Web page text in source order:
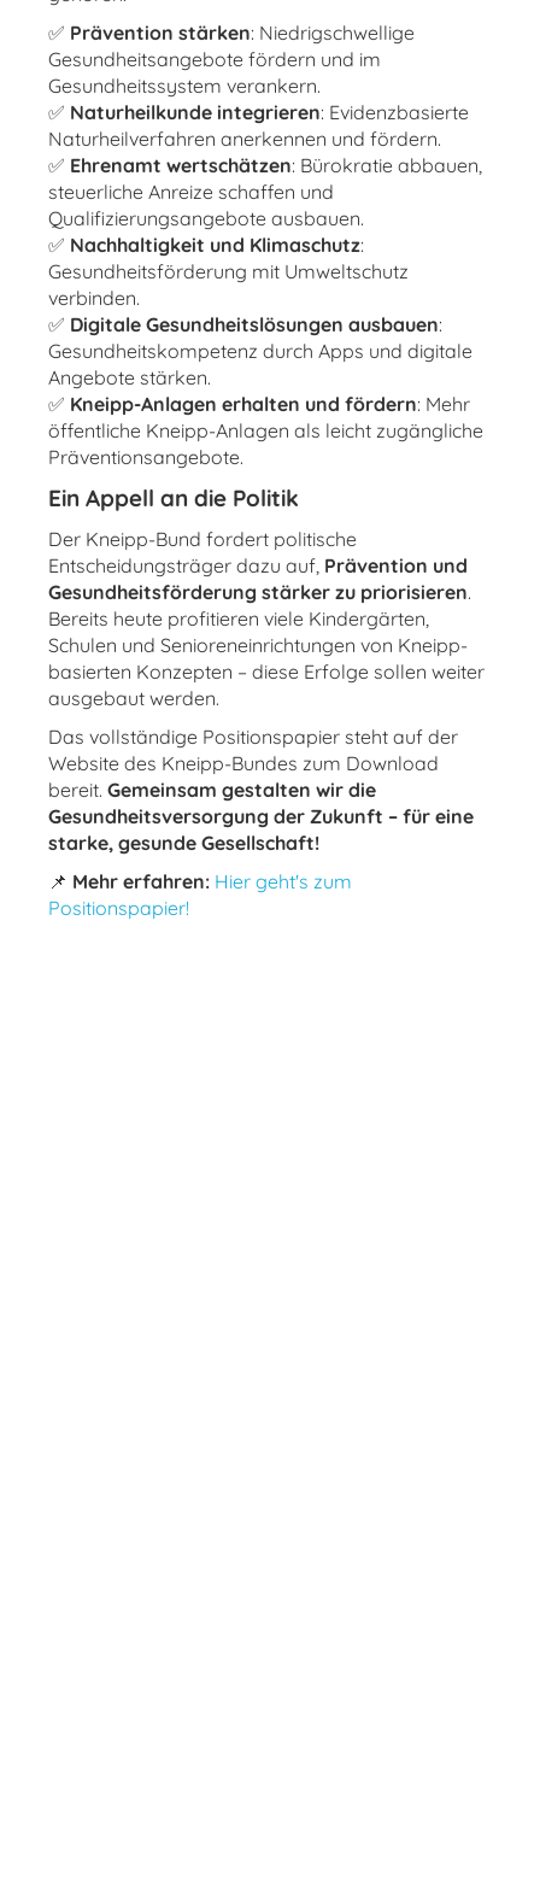
✅ Prävention stärken: Niedrigschwellige
Gesundheitsangebote fördern und im
Gesundheitssystem verankern.
✅ Naturheilkunde integrieren: Evidenzbasierte
Naturheilverfahren anerkennen und fördern.
✅ Ehrenamt wertschätzen: Bürokratie abbauen,
steuerliche Anreize schaffen und
Qualifizierungsangebote ausbauen.
✅ Nachhaltigkeit und Klimaschutz:
Gesundheitsförderung mit Umweltschutz
verbinden.
✅ Digitale Gesundheitslösungen ausbauen:
Gesundheitskompetenz durch Apps und digitale
Angebote stärken.
✅ Kneipp-Anlagen erhalten und fördern: Mehr
öffentliche Kneipp-Anlagen als leicht zugängliche
Präventionsangebote.
Ein Appell an die Politik
Der Kneipp-Bund fordert politische
Entscheidungsträger dazu auf, Prävention und
Gesundheitsförderung stärker zu priorisieren.
Bereits heute profitieren viele Kindergärten,
Schulen und Senioreneinrichtungen von Kneipp-
basierten Konzepten – diese Erfolge sollen weiter
ausgebaut werden.
Das vollständige Positionspapier steht auf der
Website des Kneipp-Bundes zum Download
bereit. Gemeinsam gestalten wir die
Gesundheitsversorgung der Zukunft – für eine
starke, gesunde Gesellschaft!
📌 Mehr erfahren: Hier geht's zum
Positionspapier!